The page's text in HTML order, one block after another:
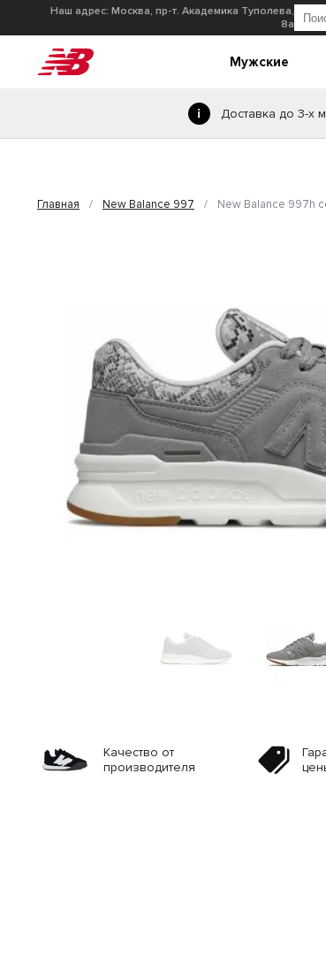
Наш адрес: Москва, пр-т. Академика Туполева,
8а
Мужские
Доставка до 3-х
Главная / New Balance 997 / New Balance 997h
Качество от
производителя